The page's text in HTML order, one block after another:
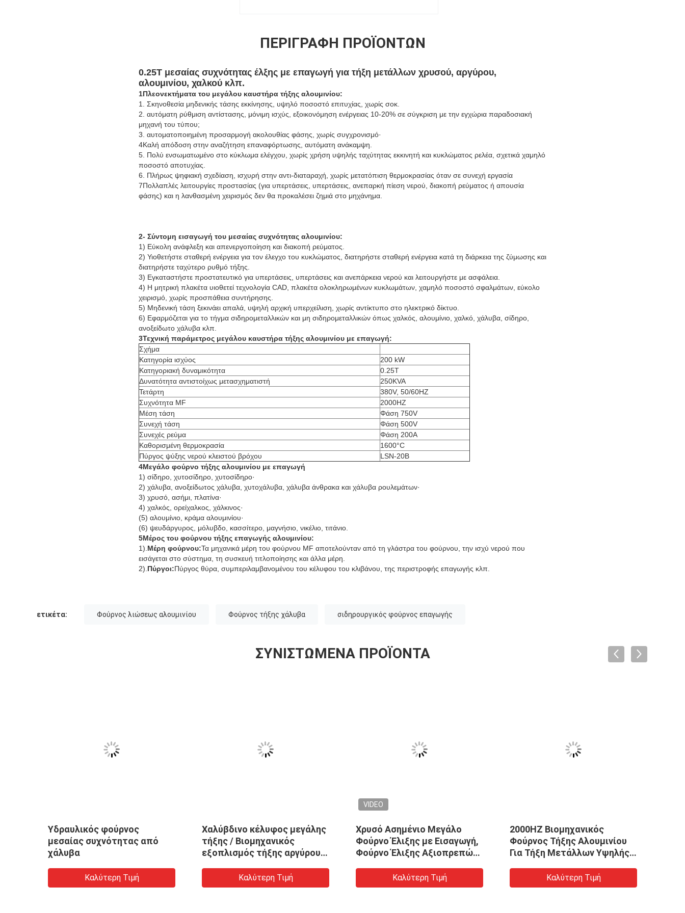
ΠΕΡΙΓΡΑΦΉ ΠΡΟΪΌΝΤΩΝ
0.25T μεσαίας συχνότητας έλξης με επαγωγή για τήξη μετάλλων χρυσού, αργύρου,
αλουμινίου, χαλκού κλπ.
1Πλεονεκτήματα του μεγάλου καυστήρα τήξης αλουμινίου:
1. Σκηνοθεσία μηδενικής τάσης εκκίνησης, υψηλό ποσοστό επιτυχίας, χωρίς σοκ.
2. αυτόματη ρύθμιση αντίστασης, μόνιμη ισχύς, εξοικονόμηση ενέργειας 10-20% σε σύγκριση με την εγχώρια παραδοσιακή
μηχανή του τύπου;
3. αυτοματοποιημένη προσαρμογή ακολουθίας φάσης, χωρίς συγχρονισμό·
4Καλή απόδοση στην αναζήτηση επαναφόρτωσης, αυτόματη ανάκαμψη.
5. Πολύ ενσωματωμένο στο κύκλωμα ελέγχου, χωρίς χρήση υψηλής ταχύτητας εκκινητή και κυκλώματος ρελέα, σχετικά χαμηλό
ποσοστό αποτυχίας.
6. Πλήρως ψηφιακή σχεδίαση, ισχυρή στην αντι-διαταραχή, χωρίς μετατόπιση θερμοκρασίας όταν σε συνεχή εργασία
7Πολλαπλές λειτουργίες προστασίας (για υπερτάσεις, υπερτάσεις, ανεπαρκή πίεση νερού, διακοπή ρεύματος ή απουσία
φάσης) και η λανθασμένη χειρισμός δεν θα προκαλέσει ζημιά στο μηχάνημα.
2- Σύντομη εισαγωγή του μεσαίας συχνότητας αλουμινίου:
1) Εύκολη ανάφλεξη και απενεργοποίηση και διακοπή ρεύματος.
2) Υιοθετήστε σταθερή ενέργεια για τον έλεγχο του κυκλώματος, διατηρήστε σταθερή ενέργεια κατά τη διάρκεια της ζύμωσης και
διατηρήστε ταχύτερο ρυθμό τήξης.
3) Εγκαταστήστε προστατευτικό για υπερτάσεις, υπερτάσεις και ανεπάρκεια νερού και λειτουργήστε με ασφάλεια.
4) Η μητρική πλακέτα υιοθετεί τεχνολογία CAD, πλακέτα ολοκληρωμένων κυκλωμάτων, χαμηλό ποσοστό σφαλμάτων, εύκολο
χειρισμό, χωρίς προσπάθεια συντήρησης.
5) Μηδενική τάση ξεκινάει απαλά, υψηλή αρχική υπερχείλιση, χωρίς αντίκτυπο στο ηλεκτρικό δίκτυο.
6) Εφαρμόζεται για το τήγμα σιδηρομεταλλικών και μη σιδηρομεταλλικών όπως χαλκός, αλουμίνιο, χαλκό, χάλυβα, σίδηρο,
ανοξείδωτο χάλυβα κλπ.
3Τεχνική παράμετρος μεγάλου καυστήρα τήξης αλουμινίου με επαγωγή:
Σχήμα
Κατηγορία ισχύος
200 kW
Κατηγοριακή δυναμικότητα
0.25Τ
Δυνατότητα αντιστοίχως μετασχηματιστή
250KVA
Τετάρτη
380V, 50/60HZ
Συχνότητα MF
2000HZ
Μέση τάση
Φάση 750V
Συνεχή τάση
Φάση 500V
Συνεχές ρεύμα
Φάση 200A
Καθορισμένη θερμοκρασία
1600°C
Πύργος ψύξης νερού κλειστού βρόχου
LSN-20B
4Μεγάλο φούρνο τήξης αλουμινίου με επαγωγή
1) σίδηρο, χυτοσίδηρο, χυτοσίδηρο·
2) χάλυβα, ανοξείδωτος χάλυβα, χυτοχάλυβα, χάλυβα άνθρακα και χάλυβα ρουλεμάτων·
3) χρυσό, ασήμι, πλατίνα·
4) χαλκός, ορείχαλκος, χάλκινος·
(5) αλουμίνιο, κράμα αλουμινίου·
(6) ψευδάργυρος, μόλυβδο, κασσίτερο, μαγνήσιο, νικέλιο, τιτάνιο.
5Μέρος του φούρνου τήξης επαγωγής αλουμινίου:
1). Μέρη φούρνου:Τα μηχανικά μέρη του φούρνου MF αποτελούνταν από τη γλάστρα του φούρνου, την ισχύ νερού που
εισάγεται στο σύστημα, τη συσκευή τιτλοποίησης και άλλα μέρη.
2). Πύργοι:Πύργος θύρα, συμπεριλαμβανομένου του κέλυφου του κλιβάνου, της περιστροφής επαγωγής κλπ.
ετικέτα: Φούρνος λιώσεως αλουμινίου Φούρνος τήξης χάλυβα σιδηρουργικός φούρνος επαγωγής
ΣΥΝΙΣΤΏΜΕΝΑ ΠΡΟΪΌΝΤΑ
Υδραυλικός φούρνος
μεσαίας συχνότητας από
χάλυβα
Καλύτερη Τιμή
Χαλύβδινο κέλυφος μεγάλης
τήξης / Βιομηχανικός
εξοπλισμός τήξης αργύρου
Καλύτερη Τιμή
VIDEO
Χρυσό Ασημένιο Μεγάλο
Φούρνο Έλιξης με Εισαγωγή,
Φούρνο Έλιξης Αξιοπρεπών
Καλύτερη Τιμή
2000HZ Βιομηχανικός
Φούρνος Τήξης Αλουμινίου
Για Τήξη Μετάλλων Υψηλής
Καλύτερη Τιμή